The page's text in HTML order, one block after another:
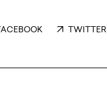
TWITTER